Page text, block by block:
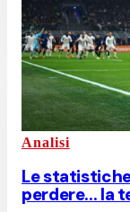
Analisi
Le
perdere... la